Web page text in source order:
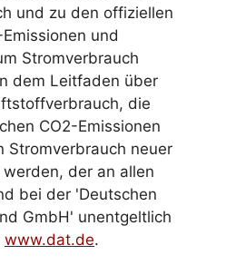
und zu den offiziellen
und
Stromverbrauch
dem Leitfaden über
die
CO2-Emissionen
Stromverbrauch neuer
der an allen
bei der 'Deutschen
GmbH' unentgeltlich
www.dat.de.